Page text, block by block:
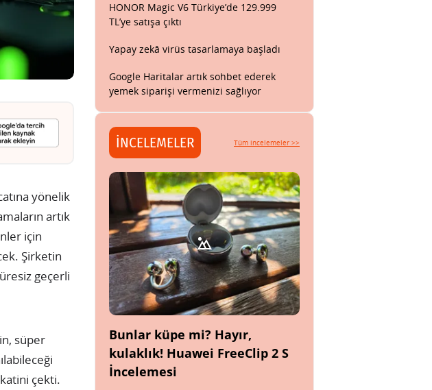
yönelik
artık
için
Şirketin
geçerli
süper
çekti.
HONOR Magic V6 Türkiye’de 129.999
TL’ye satışa çıktı
Yapay zekâ virüs tasarlamaya başladı
Google Haritalar artık sohbet ederek
yemek siparişi vermenizi sağlıyor
İNCELEMELER Tüm incelemeler >>
Bunlar küpe mi? Hayır,
kulaklık! Huawei FreeClip 2 S
İncelemesi